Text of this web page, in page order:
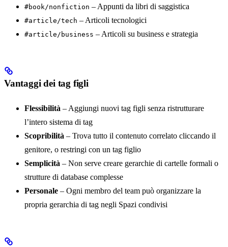
#book/nonfiction – Appunti da libri di saggistica
#article/tech – Articoli tecnologici
#article/business – Articoli su business e strategia
Vantaggi dei tag figli
Flessibilità – Aggiungi nuovi tag figli senza ristrutturare
l’intero sistema di tag
Scopribilità – Trova tutto il contenuto correlato cliccando il
genitore, o restringi con un tag figlio
Semplicità – Non serve creare gerarchie di cartelle formali o
strutture di database complesse
Personale – Ogni membro del team può organizzare la
propria gerarchia di tag negli Spazi condivisi